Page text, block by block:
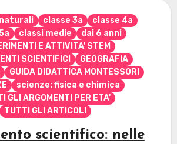
classe 3a
classe 4a
classi medie
dai 6 anni
E ATTIVITA' STEM
SCIENTIFICI
GEOGRAFIA
GUIDA DIDATTICA MONTESSORI
scienze: fisica e chimica
GLI ARGOMENTI PER ETA'
TUTTI GLI ARTICOLI
scientifico: nelle